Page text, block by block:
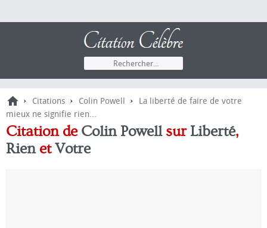
› Citations › Colin Powell ›
La liberté de faire de votre
mieux ne signifie rien...
Citation de Colin Powellsur Liberté,
RienetVotre